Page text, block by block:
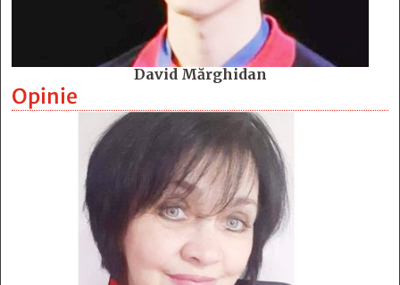
David Mărghidan
Opinie